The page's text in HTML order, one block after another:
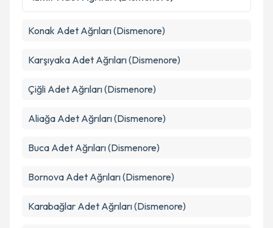
Metni 'ni okudum ve kişisel verilerimin belirtilen
Takvim Talebini Gönder
Konak Adet Ağrıları (Dismenore)
Karşıyaka Adet Ağrıları (Dismenore)
Çiğli Adet Ağrıları (Dismenore)
Aliağa Adet Ağrıları (Dismenore)
Buca Adet Ağrıları (Dismenore)
Bornova Adet Ağrıları (Dismenore)
Karabağlar Adet Ağrıları (Dismenore)